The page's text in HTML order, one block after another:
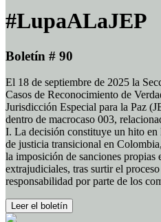
#LupaALaJEP
Boletín # 90
El 18 de septiembre de 2025 la
Casos de Reconocimiento de
Jurisdicción Especial para la Paz
dentro de macrocaso 003,
I. La decisión constituye un hito
de justicia transicional en
la imposición de sanciones propias
extrajudiciales, tras surtir el
responsabilidad por parte de los
Leer el boletín